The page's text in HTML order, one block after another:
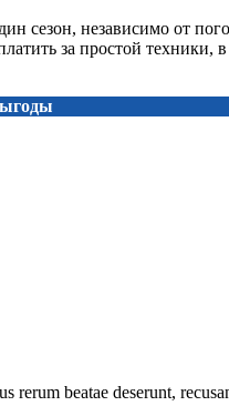
сезон, независимо от
за простой техники,
beatae deserunt,